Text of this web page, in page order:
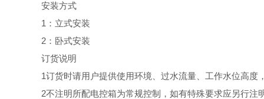
安装方式
1：立式安装
2：卧式安装
订货说明
1订货时请用户提供使用环境、过水流量、工作水位高度
2不注明所配电控箱为常规控制，如有特殊要求应另行注